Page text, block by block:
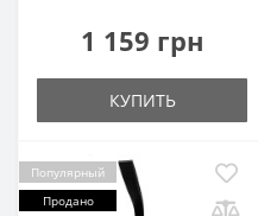
1 159 грн
КУПИТЬ
Популярный
Продано